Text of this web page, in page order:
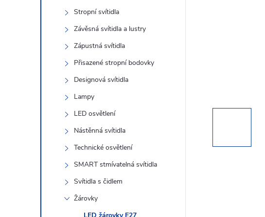
Stropní svítidla
Závěsná svítidla a lustry
Zápustná svítidla
Přisazené stropní bodovky
Designová svítidla
Lampy
LED osvětlení
Nástěnná svítidla
Technické osvětlení
SMART stmívatelná svítidla
Svítidla s čidlem
Žárovky